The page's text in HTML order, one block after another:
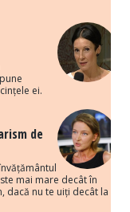
ei.
de
mai mare decât în
dacă nu te uiți decât la